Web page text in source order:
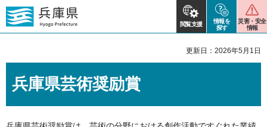
閲覧支援
情報を
探す
災害・安全
情報
更新日：2026年5月1日
兵庫県芸術奨励賞